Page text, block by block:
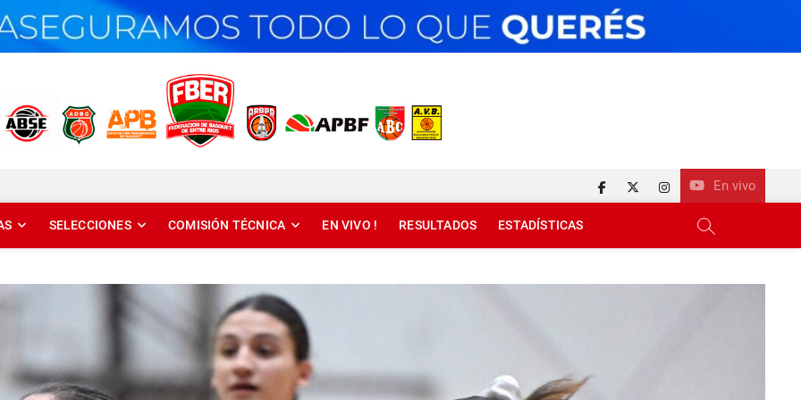
DE ENTRE RÍOS En vivo
facebook
twitterinstagram
SELECCIONES COMISIÓN TÉCNICA EN VIVO ! RESULTADOS ESTADÍSTICAS